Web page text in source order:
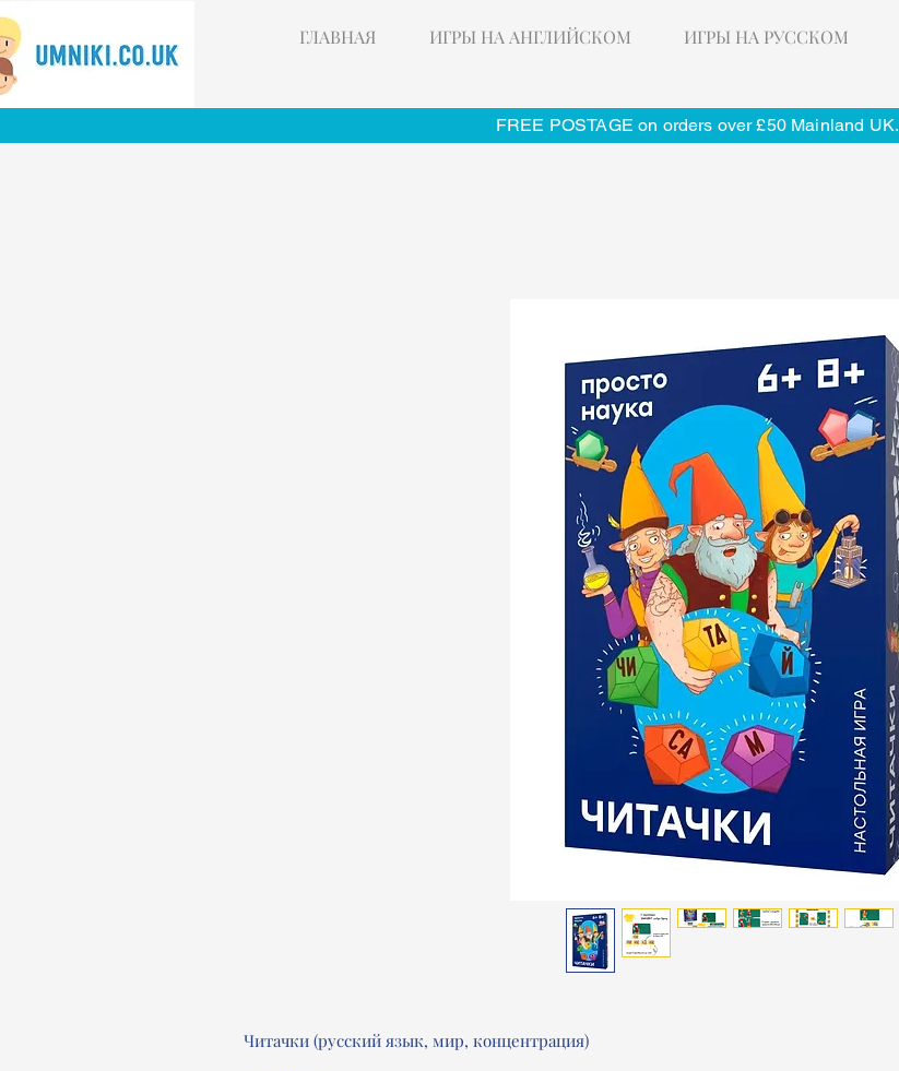
ГЛАВНАЯ ИГРЫ НА АНГЛИЙСКОМ ИГРЫ НА РУССКОМ
FREE POSTAGE on orders over £50 Mainland UK.
Читачки (русский язык, мир, концентрация)